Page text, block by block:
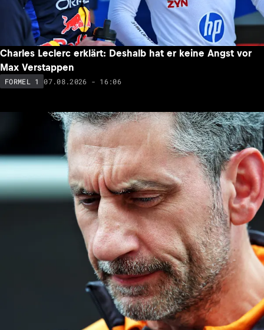
Charles Leclerc erklärt: Deshalb hat er keine Angst vor
Max Verstappen
FORMEL 1 07.08.2026 - 16:06